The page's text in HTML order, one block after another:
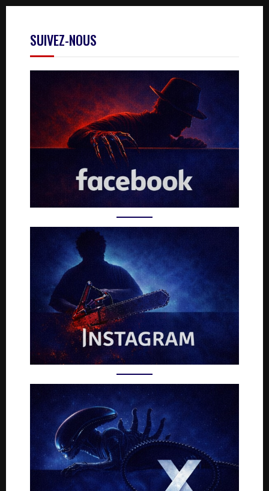
SUIVEZ-NOUS